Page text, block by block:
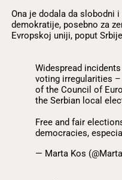
Ona je dodala da slobodni
demokratije, posebno za
Evropskoj uniji, poput
Widespread
voting irregularities
of the Council of
the Serbian local
Free and fair
democracies,
— Marta Kos